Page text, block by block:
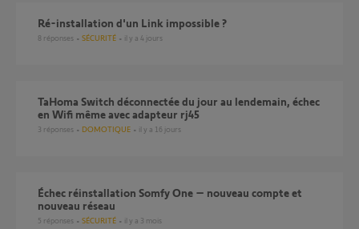
ré-installation d'un Link impossible ?
8 réponses SÉCURITÉ il y a 4 jours
TaHoma Switch déconnectée du jour au lendemain, échec
en Wifi même avec adapteur rj45
3 réponses DOMOTIQUE il y a 16 jours
Échec réinstallation Somfy One – nouveau compte et
nouveau réseau
5 réponses SÉCURITÉ il y a 3 mois